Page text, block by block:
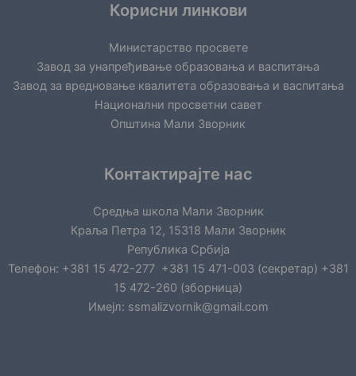
Корисни линкови
Министарство просвете
Завод за унапређивање образовања и васпитања
Завод за вредновање квалитета образовања и васпитања
Национални просветни савет
Општина Мали Зворник
Контактирајте нас
Средња школа Мали Зворник
Краља Петра 12, 15318 Мали Зворник
Република Србија
Телефон: +381 15 472-277 +381 15 471-003 (секретар) +381
15 472-260 (зборница)
Имејл: ssmalizvornik@gmail.com